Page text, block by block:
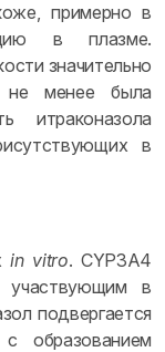
примерно в
в плазме.
значительно
менее была
итраконазола
в
in vitro. CYP3A4
участвующим в
подвергается
образованием